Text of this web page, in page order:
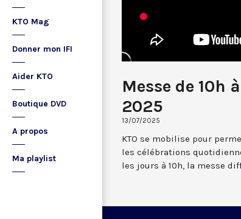
KTO Mag
Donner mon IFI
Aider KTO
Boutique DVD
A propos
Ma playlist
Messe de 10h
2025
13/07/2025
KTO se mobilise pour
les célébrations
les jours à 10h, la messe